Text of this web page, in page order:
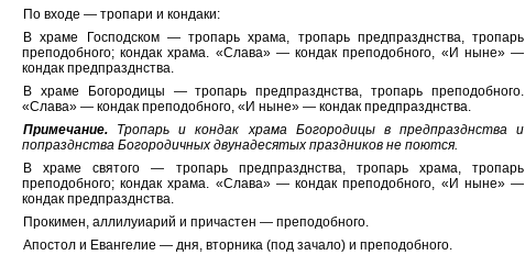
По входе — тропари и кондаки:
В храме Господском — тропарь храма, тропарь предпразднства, тропарь
преподобного; кондак храма. «Слава» — кондак преподобного, «И ныне» —
кондак предпразднства.
В храме Богородицы — тропарь предпразднства, тропарь преподобного.
«Слава» — кондак преподобного, «И ныне» — кондак предпразднства.
Примечание. Тропарь и кондак храма Богородицы в предпразднства и
попразднства Богородичных двунадесятых праздников не поются.
В храме святого — тропарь предпразднства, тропарь храма, тропарь
преподобного; кондак храма. «Слава» — кондак преподобного, «И ныне» —
кондак предпразднства.
Прокимен, аллилуиарий и причастен — преподобного.
Апостол и Евангелие — дня, вторника (под зачало) и преподобного.